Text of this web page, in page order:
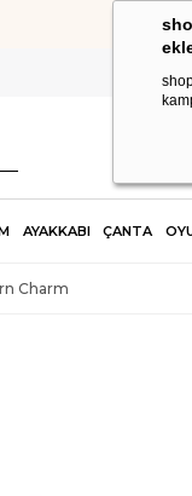
AYAKKABI ÇANTA
Charm